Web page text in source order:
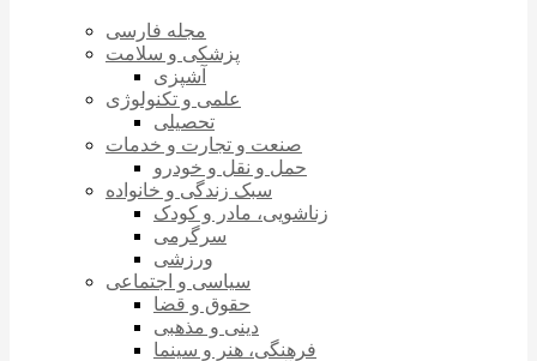
مجله فارسی
پزشکی و سلامت
آشپزی
علمی و تکنولوژی
تحصیلی
صنعت و تجارت و خدمات
حمل و نقل و خودرو
سبک زندگی و خانواده
زناشویی، مادر و کودک
سرگرمی
ورزشی
سیاسی و اجتماعی
حقوق و قضا
دینی و مذهبی
فرهنگی، هنر و سینما